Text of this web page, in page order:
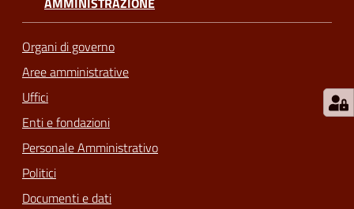
Organi di governo
Aree amministrative
Uffici
Enti e fondazioni
Personale Amministrativo
Politici
Documenti e dati